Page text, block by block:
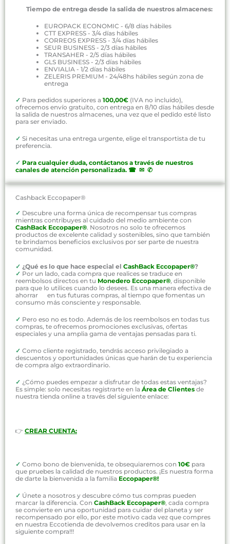
Tiempo de entrega desde la salida de nuestros almacenes:
EUROPACK ECONOMIC - 6/8 días hábiles
CTT EXPRESS - 3/4 días hábiles
CORREOS EXPRESS - 3/4 días hábiles
SEUR BUSINESS - 2/3 días hábiles
TRANSAHER - 2/5 días hábiles
GLS BUSINESS - 2/3 días hábiles
ENVIALIA - 1/2 días hábiles
ZELERIS PREMIUM - 24/48hs hábiles según zona de
entrega
✓ Para pedidos superiores a 100,00€ (IVA no incluído),
ofrecemos envío gratuito, con entrega en 8/10 días hábiles desde
la salida de nuestros almacenes, una vez que el pedido esté listo
para ser enviado.
✓ Si necesitas una entrega urgente, elige el transportista de tu
preferencia.
✓ Para cualquier duda, contáctanos a través de nuestros
canales de atención personalizada. ☎ ✉ ✆
Cashback Eccopaper®
✓ Descubre una forma única de recompensar tus compras
mientras contribuyes al cuidado del medio ambiente con
CashBack Eccopaper®. Nosotros no solo te ofrecemos
productos de excelente calidad y sostenibles, sino que también
te brindamos beneficios exclusivos por ser parte de nuestra
comunidad.
✓ ¿Qué es lo que hace especial el CashBack Eccopaper®?
✓ Por un lado, cada compra que realices se traduce en
reembolsos directos en tu Monedero Eccopaper®, disponible
para que lo utilices cuando lo desees. Es una manera efectiva de
ahorrar en tus futuras compras, al tiempo que fomentas un
consumo más consciente y responsable.
✓ Pero eso no es todo. Además de los reembolsos en todas tus
compras, te ofrecemos promociones exclusivas, ofertas
especiales y una amplia gama de ventajas pensadas para ti.
✓ Como cliente registrado, tendrás acceso privilegiado a
descuentos y oportunidades únicas que harán de tu experiencia
de compra algo extraordinario.
✓ ¿Cómo puedes empezar a disfrutar de todas estas ventajas?
Es simple: solo necesitas registrarte en la Área de Clientes de
nuestra tienda online a través del siguiente enlace:
👉 CREAR CUENTA:
✓ Como bono de bienvenida, te obsequiaremos con 10€ para
que pruebes la calidad de nuestros productos. ¡Es nuestra forma
de darte la bienvenida a la familia Eccopaper®!
✓ Únete a nosotros y descubre cómo tus compras pueden
marcar la diferencia. Con CashBack Eccopaper®, cada compra
se convierte en una oportunidad para cuidar del planeta y ser
recompensado por ello, por este motivo cada vez que compres
en nuestra Eccotienda de devolvemos creditos para usar en la
siguiente compra!!!